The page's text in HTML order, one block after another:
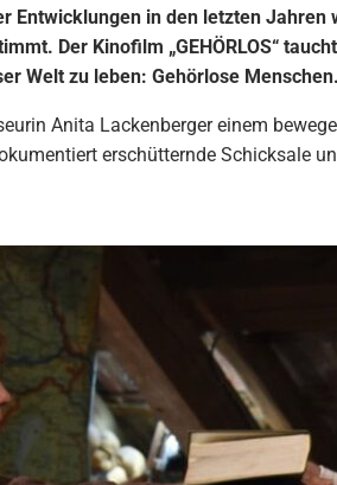
in den letzten Jahren
Der Kinofilm „GEHÖRLOS“
Welt zu leben: Gehörlose Menschen.
Anita Lackenberger einem
erschütternde Schicksale